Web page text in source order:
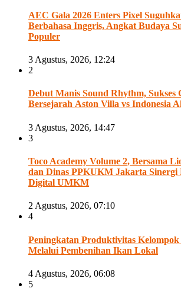
AEC Gala 2026 Enters Pixel
Berbahasa Inggris, Angkat Budaya
Populer
3 Agustus, 2026, 12:24
2
Debut Manis Sound Rhythm, Sukses
Bersejarah Aston Villa vs Indonesia
3 Agustus, 2026, 14:47
3
Toco Academy Volume 2, Bersama
dan Dinas PPKUKM Jakarta Sinergi
Digital UMKM
2 Agustus, 2026, 07:10
4
Peningkatan Produktivitas
Melalui Pembenihan Ikan Lokal
4 Agustus, 2026, 06:08
5